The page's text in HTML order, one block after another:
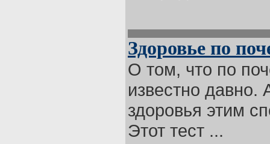
Здоровье по
О том, что по
известно давно.
здоровья этим
Этот тест ...